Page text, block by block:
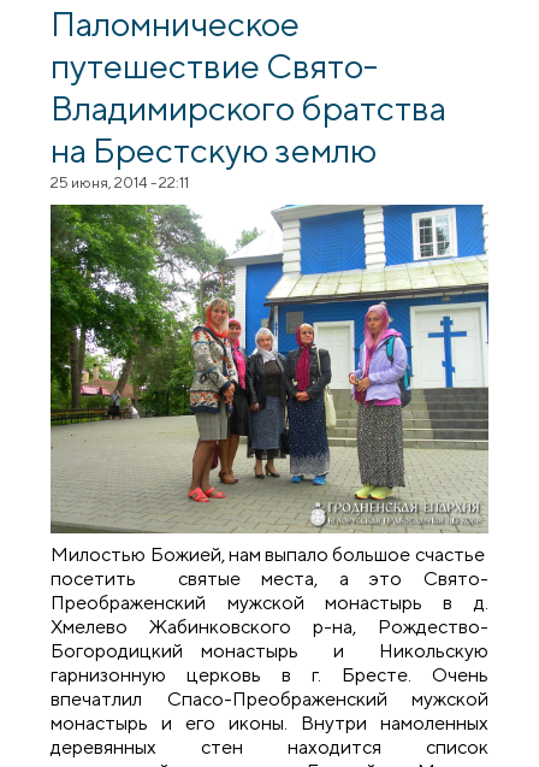
Паломническое
путешествие Свято-
Владимирского братства
на Брестскую землю
25 июня, 2014 - 22:11
Милостью Божией, нам выпало большое счастье
посетить святые места, а это Свято-
Преображенский мужской монастырь в д.
Хмелево Жабинковского р-на, Рождество-
Богородицкий монастырь и Никольскую
гарнизонную церковь в г. Бресте. Очень
впечатлил Спасо-Преображенский мужской
монастырь и его иконы. Внутри намоленных
деревянных стен находится список